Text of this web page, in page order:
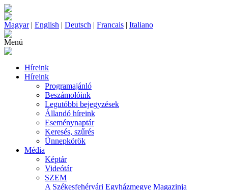
Magyar| English | Deutsch | Francais | Italiano
Menü
Híreink
Híreink
Programajánló
Beszámolóink
Legutóbbi bejegyzések
Állandó híreink
Eseménynaptár
Keresés, szűrés
Ünnepkörök
Média
Képtár
Videótár
SZEM
A Székesfehérvári Egyházmegye Magazinja